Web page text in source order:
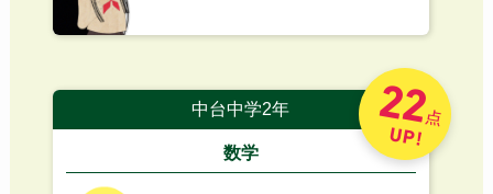
中台中学2年
数学
22点
UP!